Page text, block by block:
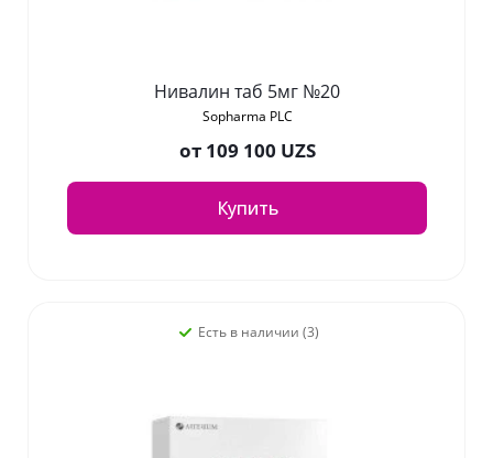
Нивалин таб 5мг №20
Sopharma PLC
от 109 100 UZS
Купить
Есть в наличии (3)